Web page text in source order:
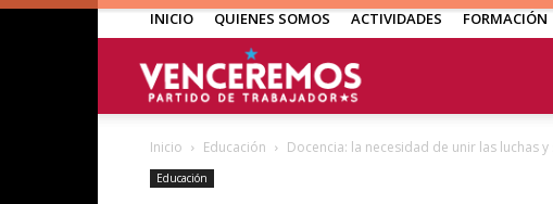
INICIO QUIENES SOMOS ACTIVIDADES FORMACIÓN
Inicio Educación Docencia: la necesidad de unir las luchas
Educación